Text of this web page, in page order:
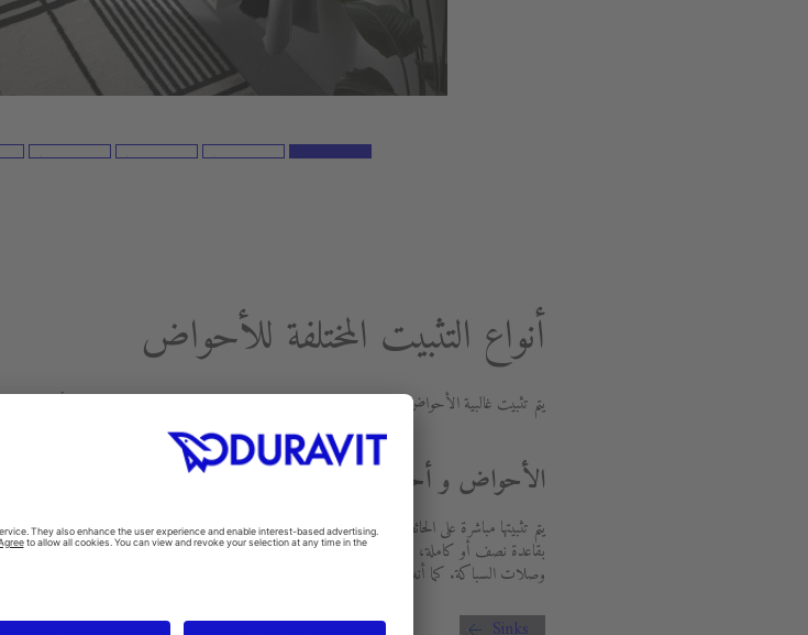
أنواع التثبيت المختلفة للأحواض
يتم تثبيت غالبية الأحواض في الحمامات على الحائط، مما يضمن دعمها بشكل كافٍ في جميع الأوقات.
الأحواض و أحواض اليدين
يتم تثبيتها مباشرة على الحائط أو يمكن أن يكون لها مظهر واقف إذا كانت مدعومة
بقاعدة نصف أو كاملة، على سبيل المثال. الغرض الرئيسي من القاعدة هو إخفاء
وصلات السباكة. كما أنه يساعد على تسهيل عملية التنظيف.